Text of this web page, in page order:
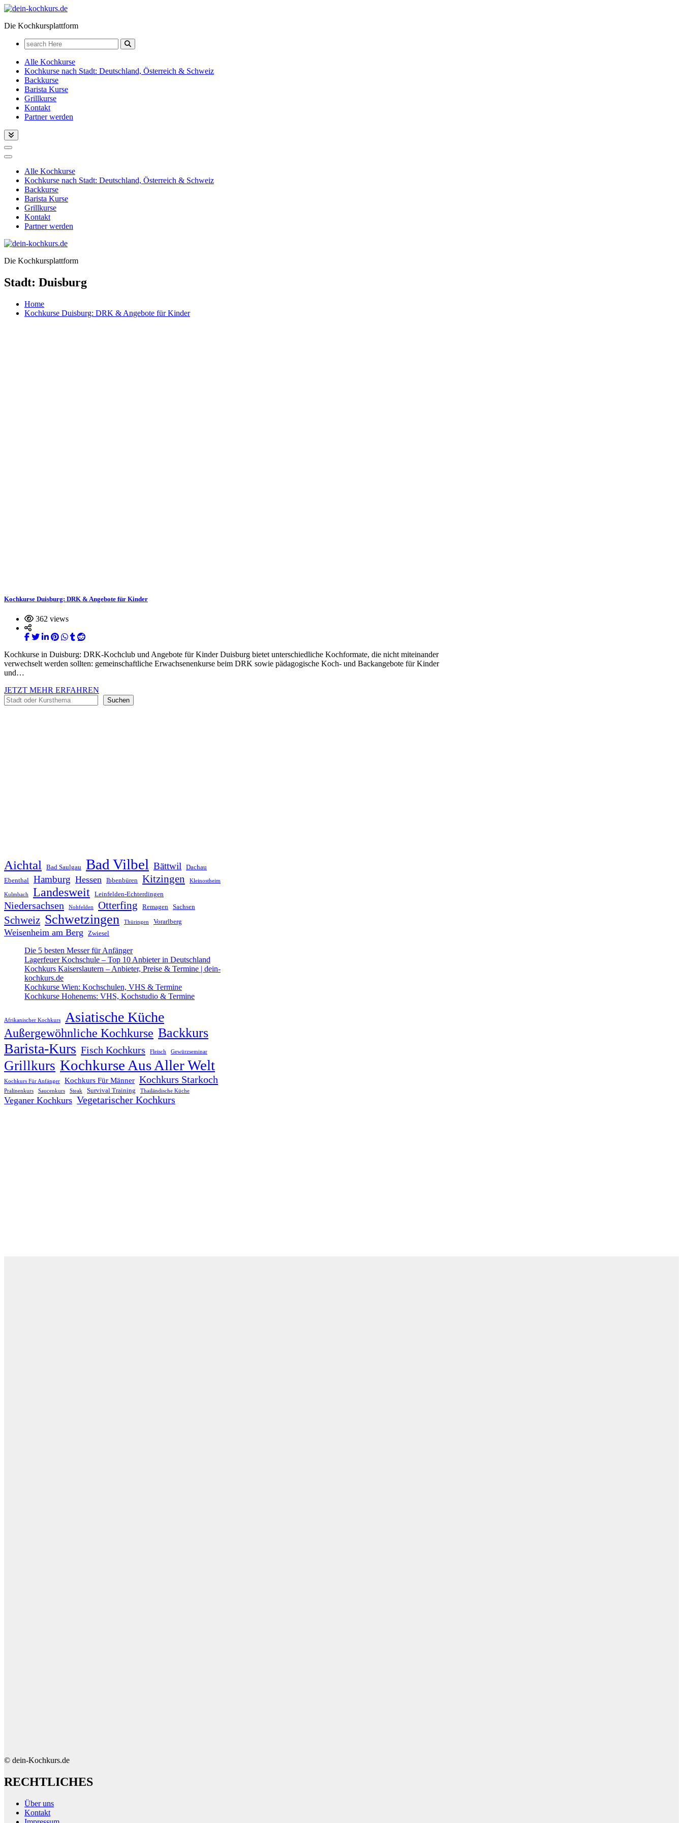
Zum
springen
Die Kochkursplattform
Search
for:
Alle Kochkurse
Kochkurse nach Stadt: Deutschland, Österreich & Schweiz
Backkurse
Barista Kurse
Grillkurse
Kontakt
Partner werden
Alle Kochkurse
Kochkurse nach Stadt: Deutschland, Österreich & Schweiz
Backkurse
Barista Kurse
Grillkurse
Kontakt
Partner werden
Die Kochkursplattform
Stadt: Duisburg
Home
Kochkurse Duisburg: DRK & Angebote für Kinder
Kochkurse Duisburg: DRK & Angebote für Kinder
362 views
Kochkurse in Duisburg: DRK-Kochclub und Angebote für Kinder Duisburg bietet unterschiedliche Kochformate, die nicht miteinander
verwechselt werden sollten: gemeinschaftliche Erwachsenenkurse beim DRK sowie pädagogische Koch- und Backangebote für Kinder
und…
JETZT MEHR ERFAHREN
Suchen
Suchen
Aichtal Bad Saulgau Bad Vilbel Bättwil
Dachau
Ebenthal
Hamburg Hessen Ibbenbüren Kitzingen Kleinostheim
Kulmbach Landesweit Leinfelden-Echterdingen
Niedersachsen Nohfelden Otterfing Remagen Sachsen
Schweiz Schwetzingen Thüringen Vorarlberg
Weisenheim am Berg Zwiesel
Die 5 besten Messer für Anfänger
Lagerfeuer Kochschule – Top 10 Anbieter in Deutschland
Kochkurs Kaiserslautern – Anbieter, Preise & Termine | dein-
kochkurs.de
Kochkurse Wien: Kochschulen, VHS & Termine
Kochkurse Hohenems: VHS, Kochstudio & Termine
Afrikanischer Kochkurs Asiatische Küche
Außergewöhnliche Kochkurse Backkurs
Barista-Kurs Fisch Kochkurs Fleisch Gewürzseminar
Grillkurs Kochkurse Aus Aller Welt
Kochkurs Für Anfänger Kochkurs Für Männer Kochkurs Starkoch
Pralinenkurs Saucenkurs Steak Survival Training Thailändische Küche
Veganer Kochkurs Vegetarischer Kochkurs
© dein-Kochkurs.de
RECHTLICHES
Über uns
Kontakt